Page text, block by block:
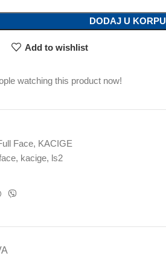
DODAJ U KORPU
Add to wishlist
watching this product now!
Face, KACIGE
, kacige, ls2